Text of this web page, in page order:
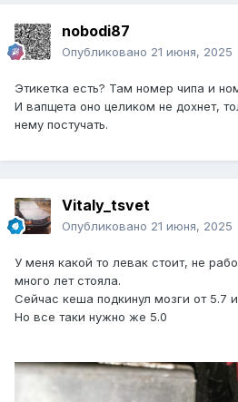
nobodi87
Опубликовано 21 июня, 2025
Этикетка есть? Там номер чипа и
И вапщета оно целиком не дохнет,
нему постучать.
Vitaly_tsvet
Опубликовано 21 июня, 2025
У меня какой то левак стоит, не
много лет стояла.
Сейчас кеша подкинул мозги от 5.7
Но все таки нужно же 5.0